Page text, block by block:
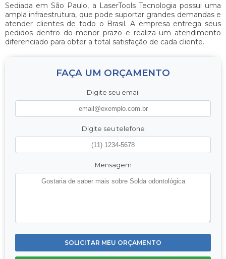
Sediada em São Paulo, a LaserTools Tecnologia possui uma
ampla infraestrutura, que pode suportar grandes demandas e
atender clientes de todo o Brasil. A empresa entrega seus
pedidos dentro do menor prazo e realiza um atendimento
diferenciado para obter a total satisfação de cada cliente.
FAÇA UM ORÇAMENTO
Digite seu email
Digite seu telefone
Mensagem
SOLICITAR MEU ORÇAMENTO